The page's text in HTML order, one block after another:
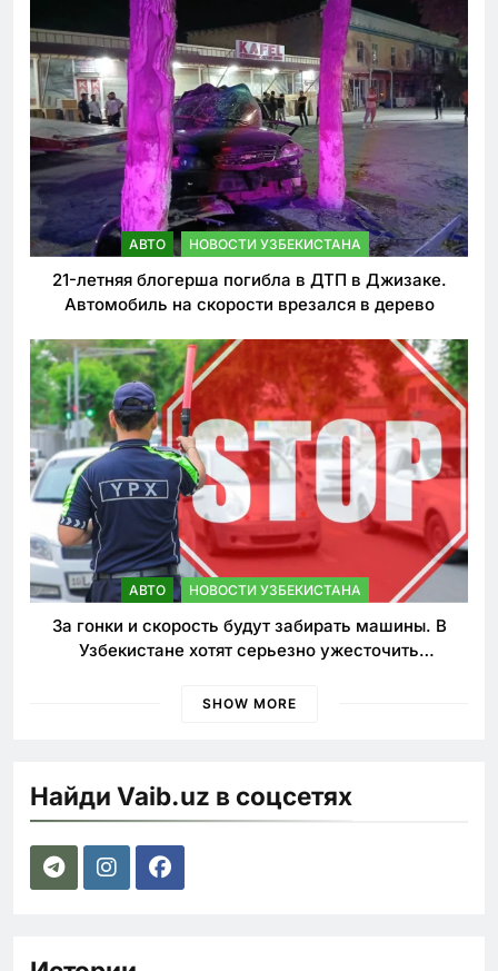
АВТО НОВОСТИ УЗБЕКИСТАНА
21-летняя блогерша погибла в ДТП в Джизаке.
Автомобиль на скорости врезался в дерево
АВТО НОВОСТИ УЗБЕКИСТАНА
За гонки и скорость будут забирать машины. В
Узбекистане хотят серьезно ужесточить
SHOW MORE
Найди Vaib.uz в соцсетях